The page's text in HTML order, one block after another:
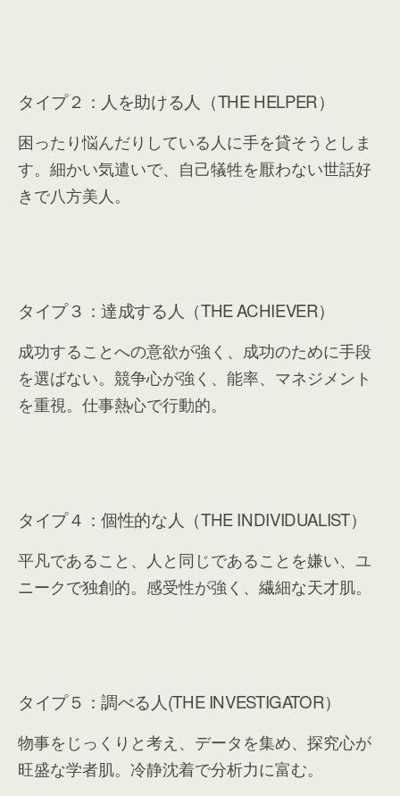
タイプ２：人を助ける人（THE HELPER）
困ったり悩んだりしている人に手を貸そうとしま
す。細かい気遣いで、自己犠牲を厭わない世話好
きで八方美人。
タイプ３：達成する人（THE ACHIEVER）
成功することへの意欲が強く、成功のために手段
を選ばない。競争心が強く、能率、マネジメント
を重視。仕事熱心で行動的。
タイプ４：個性的な人（THE INDIVIDUALIST）
平凡であること、人と同じであることを嫌い、ユ
ニークで独創的。感受性が強く、繊細な天才肌。
タイプ５：調べる人(THE INVESTIGATOR）
物事をじっくりと考え、データを集め、探究心が
旺盛な学者肌。冷静沈着で分析力に富む。